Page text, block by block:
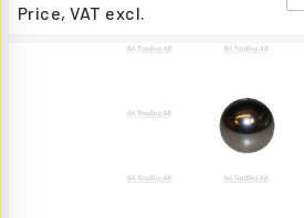
Price, VAT excl.